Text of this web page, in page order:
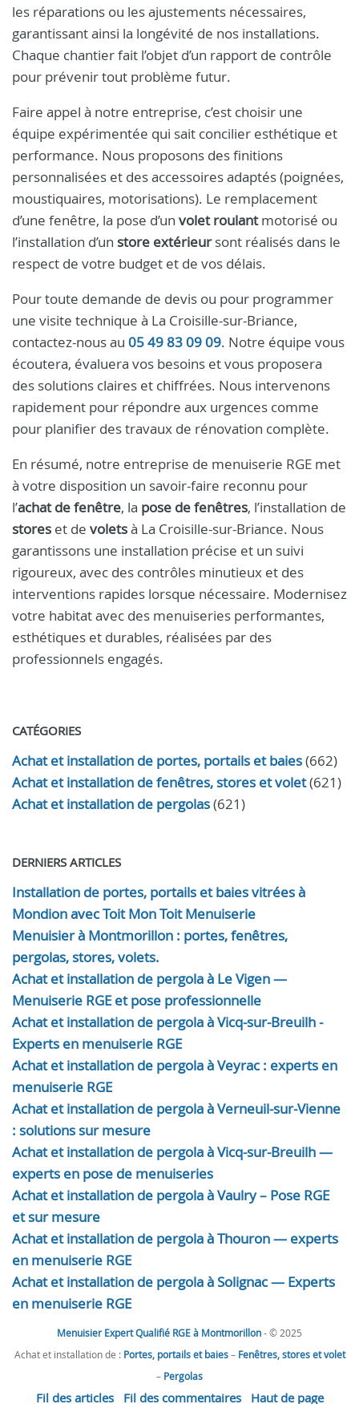
les réparations ou les ajustements nécessaires,
garantissant ainsi la longévité de nos installations.
Chaque chantier fait l’objet d’un rapport de contrôle
pour prévenir tout problème futur.
Faire appel à notre entreprise, c’est choisir une
équipe expérimentée qui sait concilier esthétique et
performance. Nous proposons des finitions
personnalisées et des accessoires adaptés (poignées,
moustiquaires, motorisations). Le remplacement
d’une fenêtre, la pose d’un volet roulantmotorisé ou
l’installation d’un store extérieursont réalisés dans le
respect de votre budget et de vos délais.
Pour toute demande de devis ou pour programmer
une visite technique à La Croisille-sur-Briance,
contactez-nous au 05 49 83 09 09. Notre équipe vous
écoutera, évaluera vos besoins et vous proposera
des solutions claires et chiffrées. Nous intervenons
rapidement pour répondre aux urgences comme
pour planifier des travaux de rénovation complète.
En résumé, notre entreprise de menuiserie RGE met
à votre disposition un savoir-faire reconnu pour
l’achat de fenêtre, la pose de fenêtres, l’installation de
stores et de voletsà La Croisille-sur-Briance. Nous
garantissons une installation précise et un suivi
rigoureux, avec des contrôles minutieux et des
interventions rapides lorsque nécessaire. Modernisez
votre habitat avec des menuiseries performantes,
esthétiques et durables, réalisées par des
professionnels engagés.
CATÉGORIES
Achat et installation de portes, portails et baies(662)
Achat et installation de fenêtres, stores et volet(621)
Achat et installation de pergolas(621)
DERNIERS ARTICLES
Installation de portes, portails et baies vitrées à
Mondion avec Toit Mon Toit Menuiserie
Menuisier à Montmorillon : portes, fenêtres,
pergolas, stores, volets.
Achat et installation de pergola à Le Vigen —
Menuiserie RGE et pose professionnelle
Achat et installation de pergola à Vicq-sur-Breuilh -
Experts en menuiserie RGE
Achat et installation de pergola à Veyrac : experts en
menuiserie RGE
Achat et installation de pergola à Verneuil-sur-Vienne
: solutions sur mesure
Achat et installation de pergola à Vicq-sur-Breuilh —
experts en pose de menuiseries
Achat et installation de pergola à Vaulry – Pose RGE
et sur mesure
Achat et installation de pergola à Thouron — experts
en menuiserie RGE
Achat et installation de pergola à Solignac — Experts
en menuiserie RGE
Menuisier Expert Qualifié RGE à Montmorillon- © 2025
Achat et installation de : Portes, portails et baies– Fenêtres, stores et volet
– Pergolas
Fil des articles Fil des commentaires Haut de page